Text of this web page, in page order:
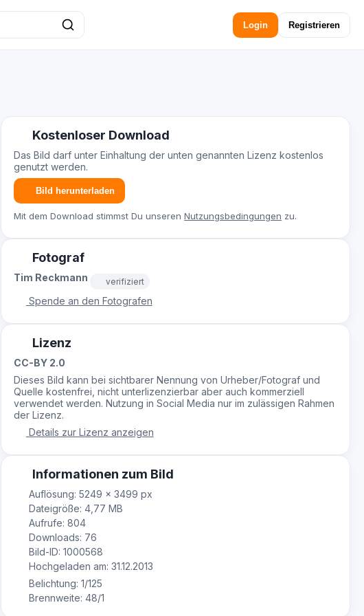
Login Registrieren
Kostenloser Download
Das Bild darf unter Einhaltung der unten genannten Lizenz kostenlos
genutzt werden.
Bild herunterladen
Mit dem Download stimmst Du unserenNutzungsbedingungen zu.
Fotograf
Tim Reckmann verifiziert
Spende an den Fotografen
Lizenz
CC-BY 2.0
Dieses Bild kann bei sichtbarer Nennung von Urheber/Fotograf und
Quelle kostenfrei, nicht unterlizenzierbar aber auch kommerziell
verwendet werden. Nutzung in Social Media nur im zulässigen Rahmen
der Lizenz.
Details zur Lizenz anzeigen
Informationen zum Bild
Auflösung: 5249 × 3499 px
Dateigröße: 4,77 MB
Aufrufe: 804
Downloads: 76
Bild-ID: 1000568
Hochgeladen am: 31.12.2013
Belichtung: 1/125
Brennweite: 48/1